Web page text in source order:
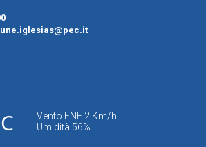
Vento ENE 2 Km/h
Umidità 56%